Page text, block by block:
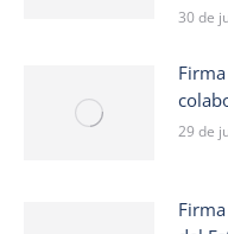
30 de
29 de